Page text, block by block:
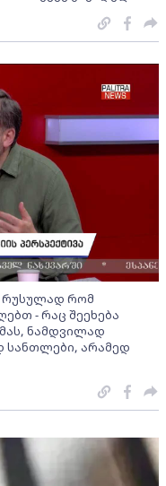
რუსულად რომ
- რაც შეეხება
ნამდვილად
სანთლები, არამედ